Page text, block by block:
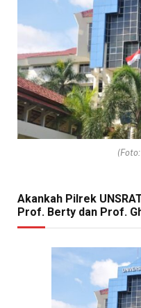
Akankah Pilrek
Prof. Berty dan Prof.